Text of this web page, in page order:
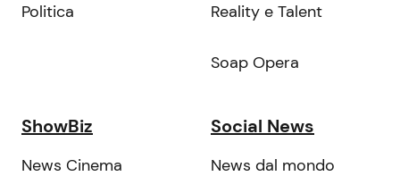
Politica Reality e Talent
Soap Opera
ShowBiz
News Cinema
Social News
News dal mondo